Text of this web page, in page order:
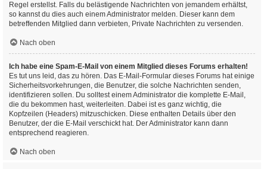
Regel erstellst. Falls du belästigende Nachrichten von jemandem erhältst,
so kannst du dies auch einem Administrator melden. Dieser kann dem
betreffenden Mitglied dann verbieten, Private Nachrichten zu versenden.
Nach oben
Ich habe eine Spam-E-Mail von einem Mitglied dieses Forums erhalten!
Es tut uns leid, das zu hören. Das E-Mail-Formular dieses Forums hat einige
Sicherheitsvorkehrungen, die Benutzer, die solche Nachrichten senden,
identifizieren sollen. Du solltest einem Administrator die komplette E-Mail,
die du bekommen hast, weiterleiten. Dabei ist es ganz wichtig, die
Kopfzeilen (Headers) mitzuschicken. Diese enthalten Details über den
Benutzer, der die E-Mail verschickt hat. Der Administrator kann dann
entsprechend reagieren.
Nach oben